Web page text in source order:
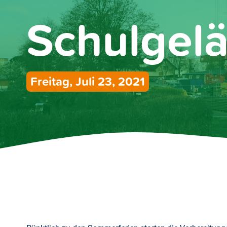
Freitag, Juli 23, 2021